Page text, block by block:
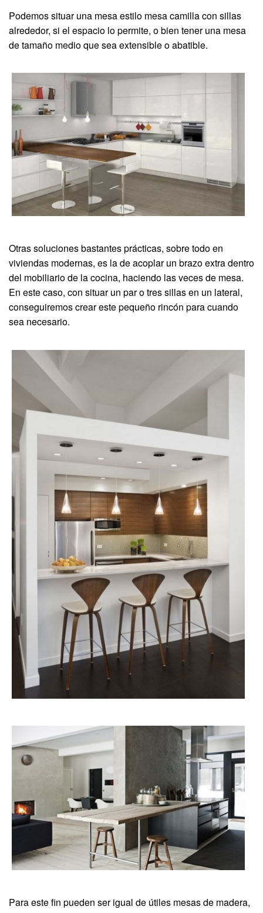
Podemos situar una mesa estilo mesa camilla con sillas
alrededor, si el espacio lo permite, o bien tener una mesa
de tamaño medio que sea extensible o abatible.
Otras soluciones bastantes prácticas, sobre todo en
viviendas modernas, es la de acoplar un brazo extra dentro
del mobiliario de la cocina, haciendo las veces de mesa.
En este caso, con situar un par o tres sillas en un lateral,
conseguiremos crear este pequeño rincón para cuando
sea necesario.
Para este fin pueden ser igual de útiles mesas de madera,